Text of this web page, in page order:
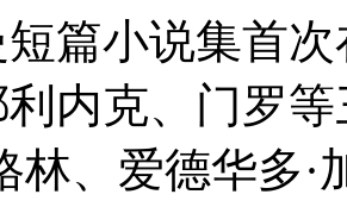
篇小说集首
内克、门罗
林、爱德华多